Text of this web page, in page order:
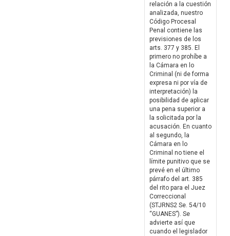
relación a la cuestión
analizada, nuestro
Código Procesal
Penal contiene las
previsiones de los
arts. 377 y 385. El
primero no prohíbe a
la Cámara en lo
Criminal (ni de forma
expresa ni por vía de
interpretación) la
posibilidad de aplicar
una pena superior a
la solicitada por la
acusación. En cuanto
al segundo, la
Cámara en lo
Criminal no tiene el
límite punitivo que se
prevé en el último
párrafo del art. 385
del rito para el Juez
Correccional
(STJRNS2 Se. 54/10
“GUANES”). Se
advierte así que
cuando el legislador